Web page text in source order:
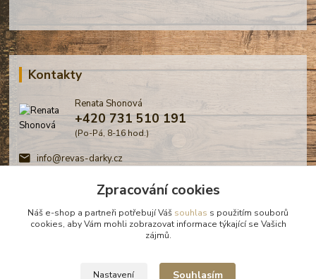
Kontakty
Renata Shonová
+420 731 510 191
(Po-Pá, 8-16 hod.)
info@revas-darky.cz
Zpracování cookies
Náš e-shop a partneři potřebují Váš souhlas s použitím souborů
cookies, aby Vám mohli zobrazovat informace týkající se Vašich
zájmů.
Nastavení Souhlasím